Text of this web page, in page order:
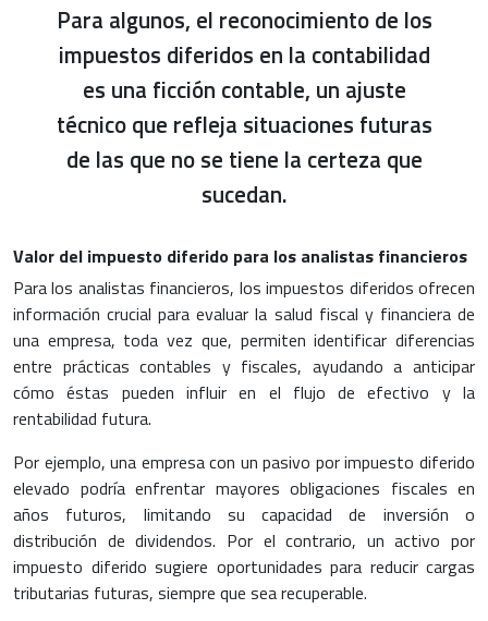
Para algunos, el reconocimiento de los
impuestos diferidos en la contabilidad
es una ficción contable, un ajuste
técnico que refleja situaciones futuras
de las que no se tiene la certeza que
sucedan.
Valor del impuesto diferido para los analistas financieros
Para los analistas financieros, los impuestos diferidos ofrecen
información crucial para evaluar la salud fiscal y financiera de
una empresa, toda vez que, permiten identificar diferencias
entre prácticas contables y fiscales, ayudando a anticipar
cómo éstas pueden influir en el flujo de efectivo y la
rentabilidad futura.
Por ejemplo, una empresa con un pasivo por impuesto diferido
elevado podría enfrentar mayores obligaciones fiscales en
años futuros, limitando su capacidad de inversión o
distribución de dividendos. Por el contrario, un activo por
impuesto diferido sugiere oportunidades para reducir cargas
tributarias futuras, siempre que sea recuperable.